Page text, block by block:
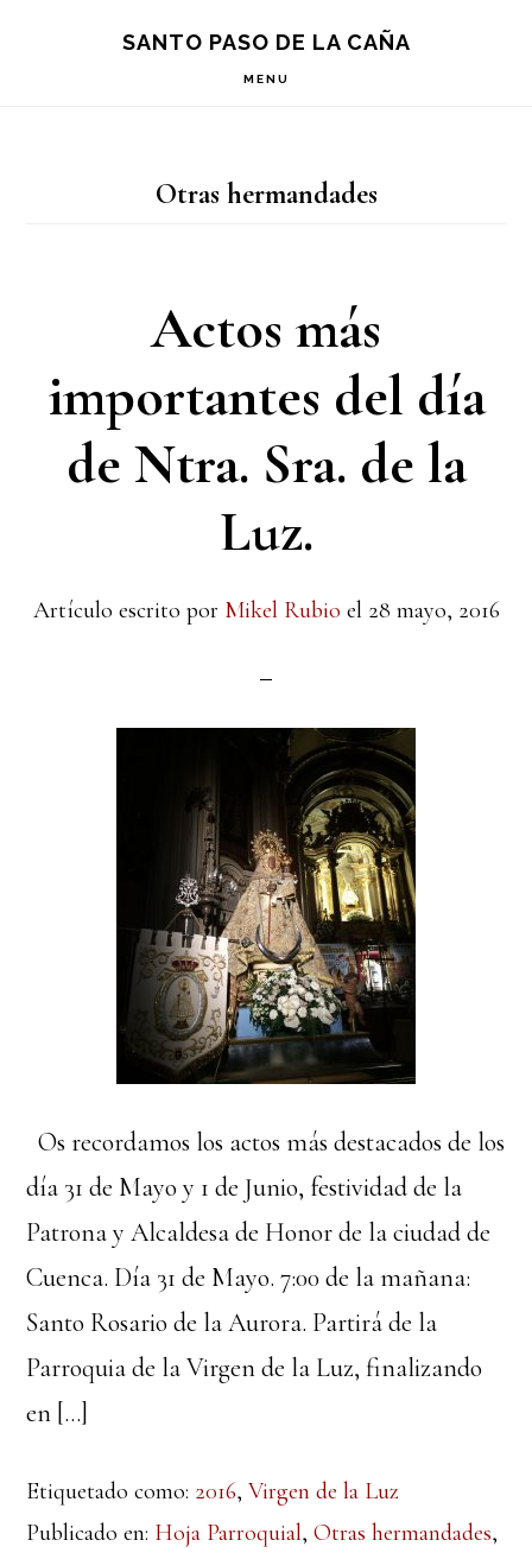
SANTO PASO DE LA CAÑA
MENU
Otras hermandades
Actos más
importantes del día
de Ntra. Sra. de la
Luz.
Artículo escrito por Mikel Rubio el 28 mayo, 2016
Os recordamos los actos más destacados de los
día 31 de Mayo y 1 de Junio, festividad de la
Patrona y Alcaldesa de Honor de la ciudad de
Cuenca. Día 31 de Mayo. 7:00 de la mañana:
Santo Rosario de la Aurora. Partirá de la
Parroquia de la Virgen de la Luz, finalizando
en […]
Etiquetado como: 2016,Virgen de la Luz
Publicado en: Hoja Parroquial,Otras hermandades,